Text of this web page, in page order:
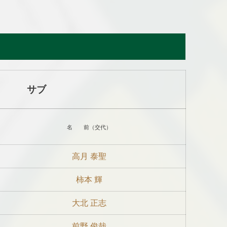
サブ
名 前（交代）
高月 泰聖
柿本 輝
大北 正志